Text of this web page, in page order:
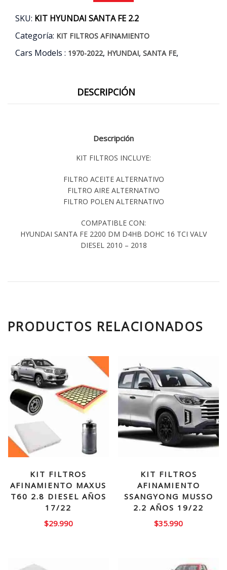
SKU: KIT HYUNDAI SANTA FE 2.2
Categoría: KIT FILTROS AFINAMIENTO
Cars Models : 1970-2022, HYUNDAI, SANTA FE,
DESCRIPCIÓN
Descripción
KIT FILTROS INCLUYE:
FILTRO ACEITE ALTERNATIVO
FILTRO AIRE ALTERNATIVO
FILTRO POLEN ALTERNATIVO
COMPATIBLE CON:
HYUNDAI SANTA FE 2200 DM D4HB DOHC 16 TCI VALV
DIESEL 2010 – 2018
PRODUCTOS RELACIONADOS
KIT FILTROS
AFINAMIENTO MAXUS
T60 2.8 DIESEL AÑOS
17/22
$29.990
KIT FILTROS
AFINAMIENTO
SSANGYONG MUSSO
2.2 AÑOS 19/22
$35.990